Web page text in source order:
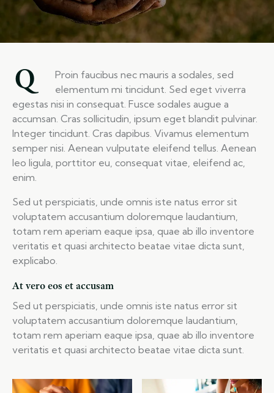
Q
Proin faucibus nec mauris a sodales, sed
elementum mi tincidunt. Sed eget viverra
egestas nisi in consequat. Fusce sodales augue a
accumsan. Cras sollicitudin, ipsum eget blandit pulvinar.
Integer tincidunt. Cras dapibus. Vivamus elementum
semper nisi. Aenean vulputate eleifend tellus. Aenean
leo ligula, porttitor eu, consequat vitae, eleifend ac,
enim.
Sed ut perspiciatis, unde omnis iste natus error sit
voluptatem accusantium doloremque laudantium,
totam rem aperiam eaque ipsa, quae ab illo inventore
veritatis et quasi architecto beatae vitae dicta sunt,
explicabo.
At vero eos et accusam
Sed ut perspiciatis, unde omnis iste natus error sit
voluptatem accusantium doloremque laudantium,
totam rem aperiam eaque ipsa, quae ab illo inventore
veritatis et quasi architecto beatae vitae dicta sunt.